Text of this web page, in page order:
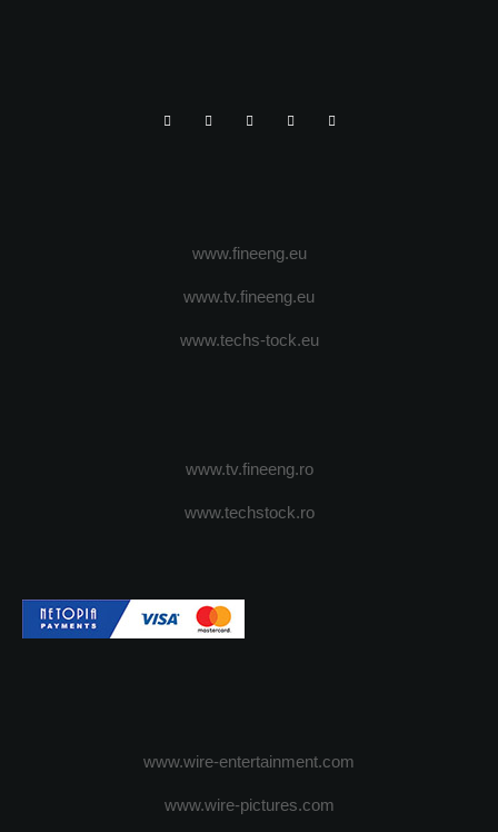
www.fineeng.eu
www.tv.fineeng.eu
www.techs-tock.eu
www.tv.fineeng.ro
www.techstock.ro
www.wire-entertainment.com
www.wire-pictures.com